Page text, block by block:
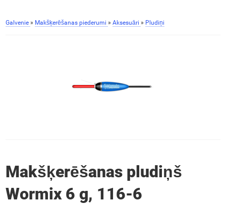
Galvenie » Makšķerēšanas piederumi » Aksesuāri » Pludiņi
Makšķerēšanas pludiņš
Wormix 6 g, 116-6